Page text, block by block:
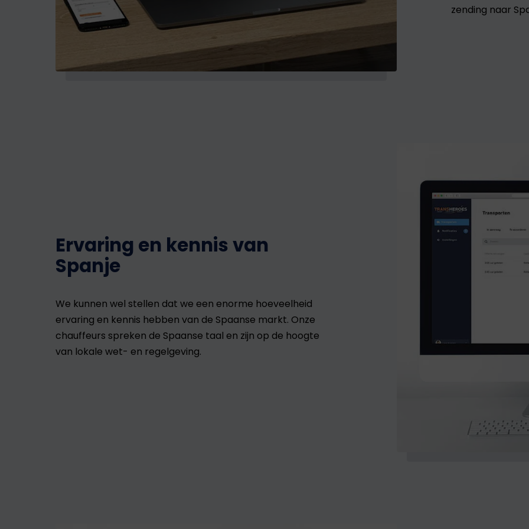
zending naar
Ervaring en kennis van
Spanje
We kunnen wel stellen dat we een enorme hoeveelheid
ervaring en kennis hebben van de Spaanse markt. Onze
chauffeurs spreken de Spaanse taal en zijn op de hoogte
van lokale wet- en regelgeving.